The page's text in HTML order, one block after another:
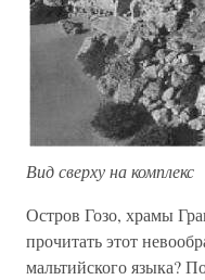
Вид сверху на комплекс
Остров Гозо, храмы
прочитать этот
мальтийского языка?